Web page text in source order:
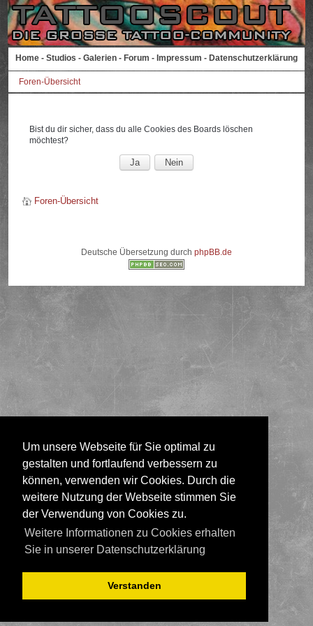
Um unsere Webseite für Sie optimal zu
gestalten und fortlaufend verbessern zu
können, verwenden wir Cookies. Durch die
weitere Nutzung der Webseite stimmen Sie
der Verwendung von Cookies zu.
Weitere Informationen zu Cookies erhalten
Sie in unserer Datenschutzerklärung
Verstanden
Home - Studios - Galerien - Forum - Impressum - Datenschutzerklärung
Foren-Übersicht
Bist du dir sicher, dass du alle Cookies des Boards löschen
möchtest?
Foren-Übersicht
Deutsche Übersetzung durch phpBB.de